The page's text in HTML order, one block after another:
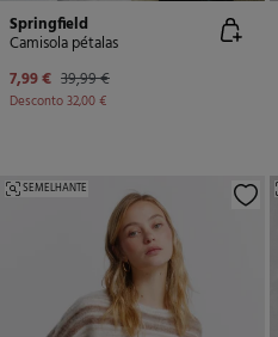
Springfield
Camisola pétalas
7,99 € 39,99 €
Desconto32,00 €
SEMELHANTE